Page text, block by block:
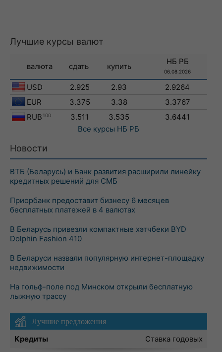
Лучшие курсы валют
валюта сдать купить
НБ РБ
06.08.2026
USD 2.925 2.93
2.9264
EUR
3.375 3.38
3.3767
RUB 100 3.511 3.535
3.6441
Все курсы НБ РБ
Новости
ВТБ (Беларусь) и Банк развития расширили линейку
кредитных решений для СМБ
Приорбанк предоставит бизнесу 6 месяцев
бесплатных платежей в 4 валютах
В Беларусь привезли компактные хэтчбеки BYD
Dolphin Fashion 410
В Беларуси назвали популярную интернет-площадку
недвижимости
На гольф-поле под Минском открыли бесплатную
лыжную трассу
Лучшие предложения
Кредиты
Ставка годовых